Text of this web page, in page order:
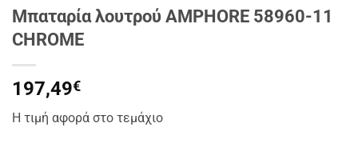
Μπαταρία λουτρού AMPHORE 58960-11
CHROME
197,49€
Η τιμή αφορά στο τεμάχιο